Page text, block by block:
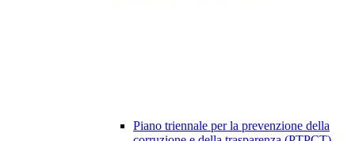
Piano triennale per la prevenzione della